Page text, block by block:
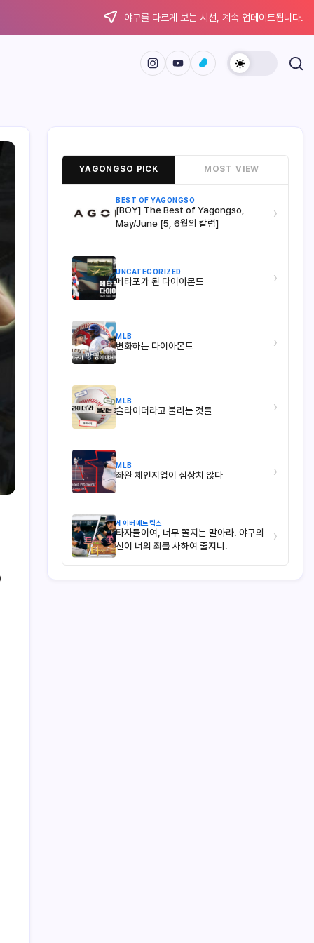
야구를 다르게 보는 시선, 계속 업데이트됩니다.
YAGONGSO PICK MOST VIEW
BEST OF YAGONGSO
[BOY] The Best of Yagongso,
May/June [5, 6월의 칼럼]
›
UNCATEGORIZED
메타포가 된 다이아몬드 ›
MLB
변화하는 다이아몬드 ›
MLB
슬라이더라고 불리는 것들 ›
MLB
좌완 체인지업이 심상치 않다 ›
세이버메트릭스
타자들이여, 너무 쫄지는 말아라. 야구의
신이 너의 죄를 사하여 줄지니.
›